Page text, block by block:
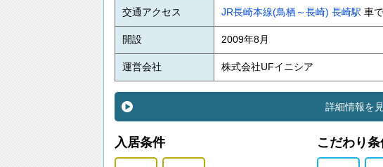
交通アクセス JR長崎本線(鳥栖～長崎) 長崎駅 車
開設 2009年8月
運営会社 株式会社UFイニシア
詳細情報を
入居条件 こだわり条